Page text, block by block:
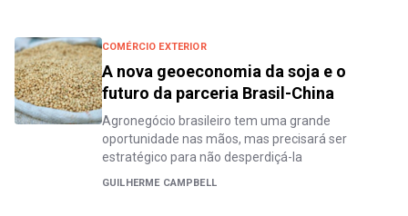
COMÉRCIO EXTERIOR
A nova geoeconomia da soja e o
futuro da parceria Brasil-China
Agronegócio brasileiro tem uma grande
oportunidade nas mãos, mas precisará ser
estratégico para não desperdiçá-la
GUILHERME CAMPBELL